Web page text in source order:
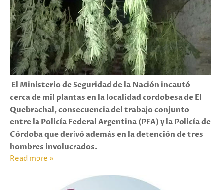
El Ministerio de Seguridad de la Nación incautó
cerca de mil plantas en la localidad cordobesa de El
Quebrachal, consecuencia del trabajo conjunto
entre la Policía Federal Argentina (PFA) y la Policía de
Córdoba que derivó además en la detención de tres
hombres involucrados.
Read more »